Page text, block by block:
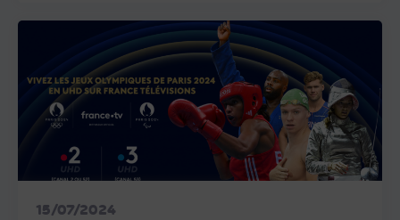
15/07/2024